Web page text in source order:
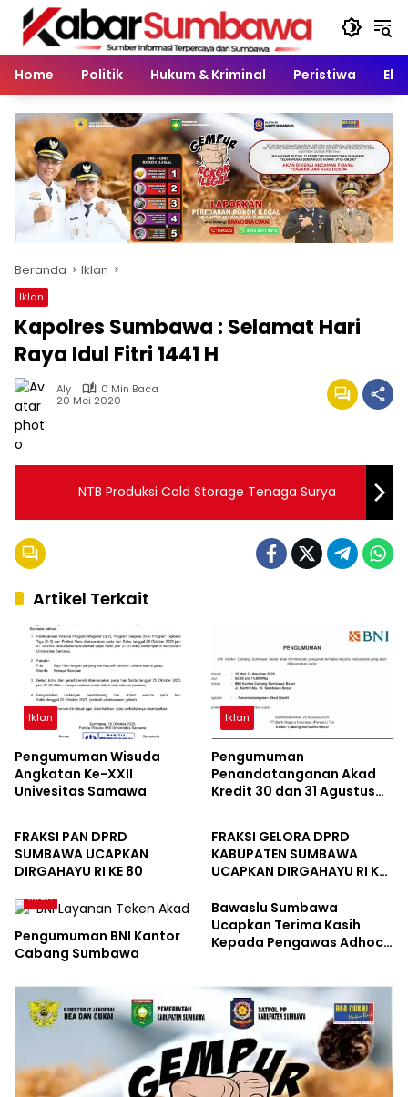
Langsung
konten
Home
Politik Hukum & Kriminal Peristiwa
Beranda Iklan
Iklan
Kapolres Sumbawa : Selamat Hari
Raya Idul Fitri 1441 H
Aly
0 Min Baca
20 Mei 2020
NTB Produksi Cold Storage Tenaga Surya
Artikel Terkait
Iklan
Pengumuman Wisuda
Angkatan Ke-XXII
Univesitas Samawa
Iklan
Pengumuman
Penandatanganan Akad
Kredit 30 dan 31 Agustus
Iklan
FRAKSI PAN DPRD
SUMBAWA UCAPKAN
DIRGAHAYU RI KE 80
Iklan
FRAKSI GELORA DPRD
KABUPATEN SUMBAWA
UCAPKAN DIRGAHAYU RI KE
Iklan
Pengumuman BNI Kantor
Cabang Sumbawa
Bawaslu Sumbawa
Ucapkan Terima Kasih
Kepada Pengawas Adhoc,
Suksesnya Pemilu Serentak
2024